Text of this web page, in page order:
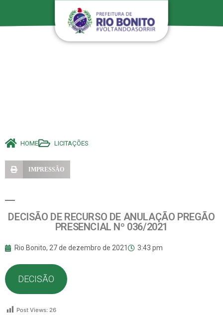
HOME LICITAÇÕES
IMPRESSÃO
DECISÃO DE RECURSO DE ANULAÇÃO PREGÃO
PRESENCIAL Nº 036/2021
Rio Bonito, 27 de dezembro de 2021 3:43 pm
DECISÃO
Post Views: 26